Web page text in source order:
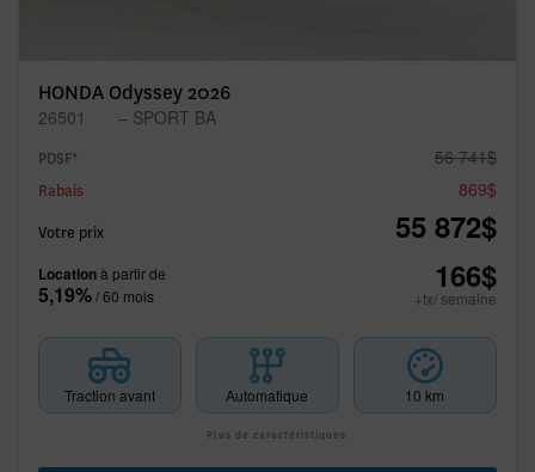
HONDA Odyssey 2026
26501 – SPORT BA
PDSF* 56 741$
Rabais 869$
Votre prix 55 872$
Locationà partir de
5,19%/ 60 mois 166$
+tx/ semaine
Traction avant Automatique 10 km
Plus de caractéristiques